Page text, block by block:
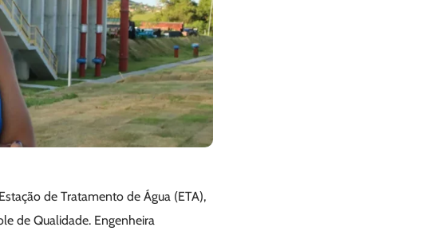
de Tratamento de Água (ETA),
de Qualidade. Engenheira